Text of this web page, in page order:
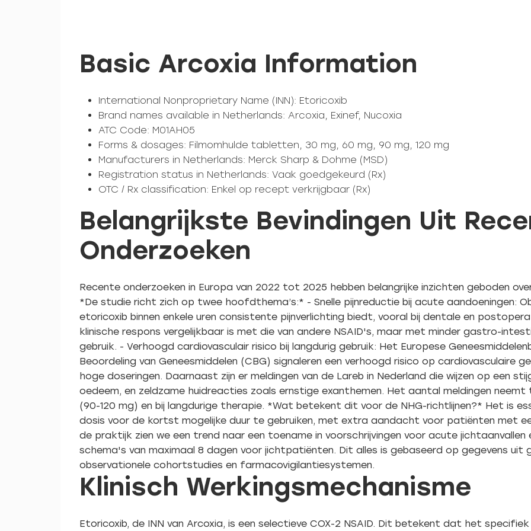
Basic Arcoxia Information
International Nonproprietary Name (INN): Etoricoxib
Brand names available in Netherlands: Arcoxia, Exinef, Nucoxia
ATC Code: M01AH05
Forms & dosages: Filmomhulde tabletten, 30 mg, 60 mg, 90 mg, 120 mg
Manufacturers in Netherlands: Merck Sharp & Dohme (MSD)
Registration status in Netherlands: Vaak goedgekeurd (Rx)
OTC / Rx classification: Enkel op recept verkrijgbaar (Rx)
Belangrijkste Bevindingen Uit
Onderzoeken
Recente onderzoeken in Europa van 2022 tot 2025 hebben belangrijke inzichten geboden
*De studie richt zich op twee hoofdthema’s:* - Snelle pijnreductie bij acute aandoeningen:
etoricoxib binnen enkele uren consistente pijnverlichting biedt, vooral bij dentale en
klinische respons vergelijkbaar is met die van andere NSAID's, maar met minder gastro-
gebruik. - Verhoogd cardiovasculair risico bij langdurig gebruik: Het Europese
Beoordeling van Geneesmiddelen (CBG) signaleren een verhoogd risico op cardiovasculaire
hoge doseringen. Daarnaast zijn er meldingen van de Lareb in Nederland die wijzen op een
oedeem, en zeldzame huidreacties zoals ernstige exanthemen. Het aantal meldingen
(90-120 mg) en bij langdurige therapie. *Wat betekent dit voor de NHG-richtlijnen?* Het is
dosis voor de kortst mogelijke duur te gebruiken, met extra aandacht voor patiënten met
de praktijk zien we een trend naar een toename in voorschrijvingen voor acute jichtaanvallen
schema's van maximaal 8 dagen voor jichtpatiënten. Dit alles is gebaseerd op gegevens uit
observationele cohortstudies en farmacovigilantiesystemen.
Klinisch Werkingsmechanisme
Etoricoxib, de INN van Arcoxia, is een selectieve COX-2 NSAID. Dit betekent dat het